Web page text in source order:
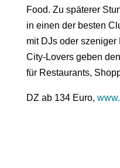
Food. Zu späterer
in einen der besten
mit DJs oder
City-Loversgeben
für Restaurants,
DZ ab 134 Euro,